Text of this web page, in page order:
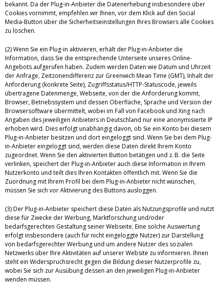
bekannt. Da der Plug-in-Anbieter die Datenerhebung insbesondere über
Cookies vornimmt, empfehlen wir Ihnen, vor dem Klick auf den Social
Media-Button über die Sicherheitseinstellungen Ihres Browsers alle Cookies
zu löschen.
(2) Wenn Sie ein Plug-in aktivieren, erhält der Plug-in-Anbieter die
Information, dass Sie die entsprechende Unterseite unseres Online-
Angebots aufgerufen haben. Zudem werden Daten wie Datum und Uhrzeit
der Anfrage, Zeitzonendifferenz zur Greenwich Mean Time (GMT), Inhalt der
Anforderung (konkrete Seite), Zugriffsstatus/HTTP-Statuscode, jeweils
übertragene Datenmenge, Webseite, von der die Anforderung kommt,
Browser, Betriebssystem und dessen Oberfläche, Sprache und Version der
Browsersoftware übermittelt, wobei im Fall von Facebook und Xing nach
Angaben des jeweiligen Anbieters in Deutschland nur eine anonymisierte IP
erhoben wird. Dies erfolgt unabhängig davon, ob Sie ein Konto bei diesem
Plug-in-Anbieter besitzen und dort eingeloggt sind. Wenn Sie bei dem Plug-
in-Anbieter eingeloggt sind, werden diese Daten direkt Ihrem Konto
zugeordnet. Wenn Sie den aktivierten Button betätigen und z. B. die Seite
verlinken, speichert der Plug-in-Anbieter auch diese Information in Ihrem
Nutzerkonto und teilt dies Ihren Kontakten öffentlich mit. Wenn Sie die
Zuordnung mit Ihrem Profil bei dem Plug-in-Anbieter nicht wünschen,
müssen Sie sich vor Aktivierung des Buttons ausloggen.
(3) Der Plug-in-Anbieter speichert diese Daten als Nutzungsprofile und nutzt
diese für Zwecke der Werbung, Marktforschung und/oder
bedarfsgerechten Gestaltung seiner Webseite. Eine solche Auswertung
erfolgt insbesondere (auch für nicht eingeloggte Nutzer) zur Darstellung
von bedarfsgerechter Werbung und um andere Nutzer des sozialen
Netzwerks über Ihre Aktivitäten auf unserer Website zu informieren. Ihnen
steht ein Widerspruchsrecht gegen die Bildung dieser Nutzerprofile zu,
wobei Sie sich zur Ausübung dessen an den jeweiligen Plug-in-Anbieter
wenden müssen.